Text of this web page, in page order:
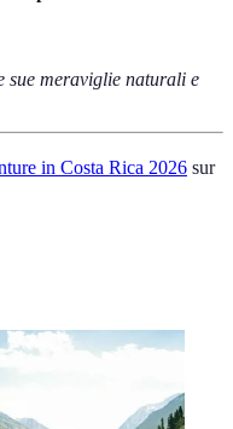
sue meraviglie naturali e
in Costa Rica 2026 sur